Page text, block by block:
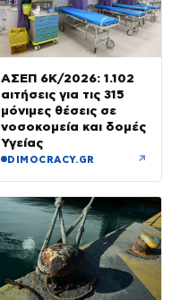
ΑΣΕΠ 6Κ/2026: 1.102
αιτήσεις για τις 315
μόνιμες θέσεις σε
νοσοκομεία και δομές
Υγείας
DIMOCRACY.GR ↗